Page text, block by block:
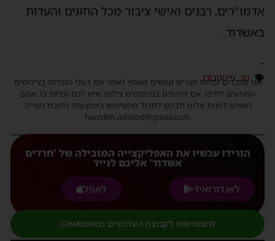
אדמו"רים, רבנים ואישי ציבור מכל החוגים והעדות
באשדוד.
-
גור,פיטסבורג
אנו מכבדים זכויות יוצרים ועושים מאמץ לאתר את בעלי הזכויות בצילומים
המגיעים לידינו. אם זיהיתים בפרסומינו צילום שיש לכם זכויות בו, אתם
רשאים לפנות אלינו ולבקש לחדול מהשימוש באמצעות כתובת המייל:
haredim.ashdod@gmail.com
הורידו עכשיו את האפליקצייה המובילה של 'חרדים
אשדוד' אליכם לנייד
לאנדורואיד
לאפל
להצטרפות לקבוצת העדכונים בוואטסאפ